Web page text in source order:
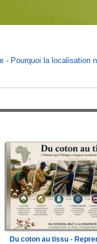
- Pourquoi la localisation
Du coton au tissu -